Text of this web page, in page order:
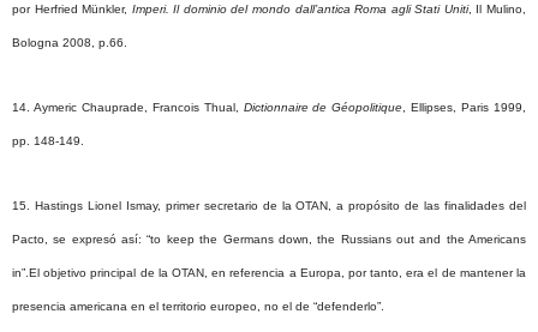
por Herfried Münkler, Imperi.Il dominio del mondo dall’antica Roma agli Stati Uniti, Il Mulino,
Bologna 2008, p.66.
14. Aymeric Chauprade, Francois Thual, Dictionnaire de Géopolitique , Ellipses, Paris 1999,
pp. 148-149.
15. Hastings Lionel Ismay, primer secretario de la OTAN, a propósito de las finalidades del
Pacto, se expresó así: “to keep the Germans down, the Russians out and the Americans
in”. El objetivo principal de la OTAN, en referencia a Europa, por tanto, era el de mantener la
presencia americana en el territorio europeo, no el de “defenderlo”.